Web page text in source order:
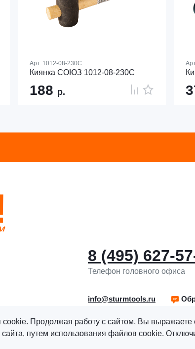
Арт. 1012-08-230С
Киянка СОЮЗ 1012-08-230С
188 р.
8 (495) 627-
Телефон головного офиса
info@sturmtools.ru
cookie. Продолжая работу с сайтом, Вы
путем использования файлов cookie.